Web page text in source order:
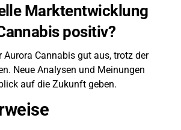
Marktentwicklung
positiv?
Cannabis gut aus, trotz der
Neue Analysen und Meinungen
auf die Zukunft geben.